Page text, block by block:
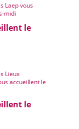
le
Laep vous
midi
le
Lieux
accueillent le